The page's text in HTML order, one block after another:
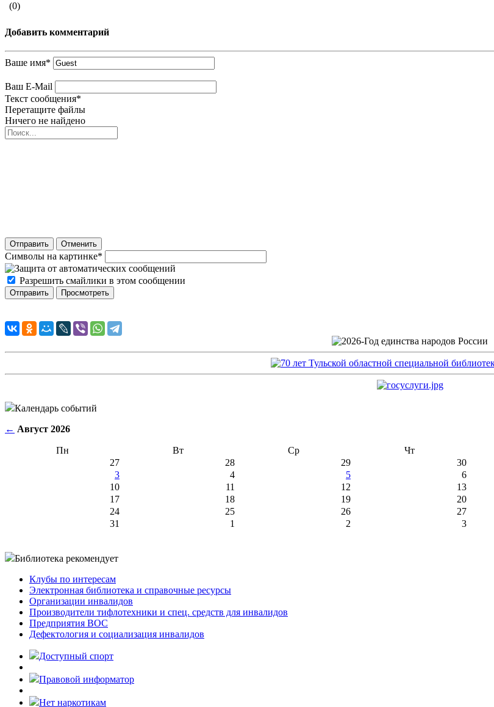
(0)
Добавить комментарий
Ваше имя*
Ваш E-Mail
Текст сообщения*
Перетащите файлы
Ничего не найдено
Отправить Отменить
Символы на картинке*
Разрешить смайлики в этом сообщении
Календарь событий
← Август 2026
Пн Вт Ср Чт
27
28 29 30
3
4 5 6
10
11 12 13
17
18 19 20
24
25 26 27
31
1 2 3
Библиотека рекомендует
Клубы по интересам
Электронная библиотека и справочные ресурсы
Организации инвалидов
Производители тифлотехники и спец. средств для инвалидов
Предприятия ВОС
Дефектология и социализация инвалидов
Доступный спорт
Правовой информатор
Нет наркотикам